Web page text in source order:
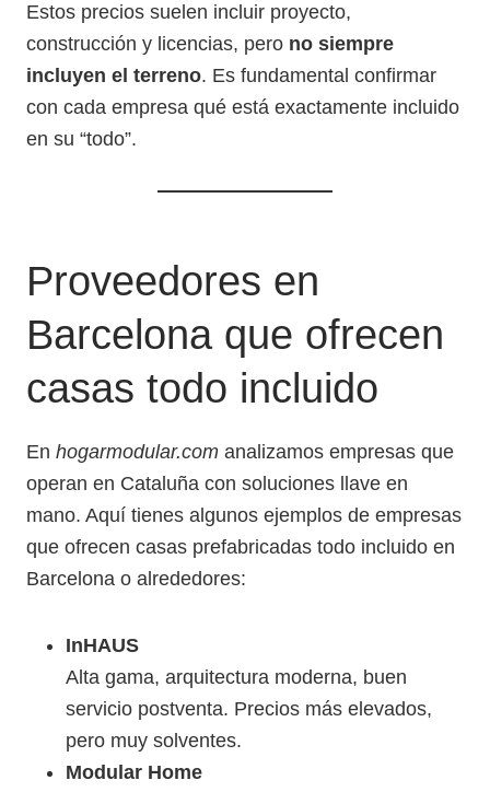
Estos precios suelen incluir proyecto,
construcción y licencias, pero no siempre
incluyen el terreno. Es fundamental confirmar
con cada empresa qué está exactamente incluido
en su “todo”.
Proveedores en
Barcelona que ofrecen
casas todo incluido
En hogarmodular.com analizamos empresas que
operan en Cataluña con soluciones llave en
mano. Aquí tienes algunos ejemplos de empresas
que ofrecen casas prefabricadas todo incluido en
Barcelona o alrededores:
InHAUS
Alta gama, arquitectura moderna, buen
servicio postventa. Precios más elevados,
pero muy solventes.
Modular Home